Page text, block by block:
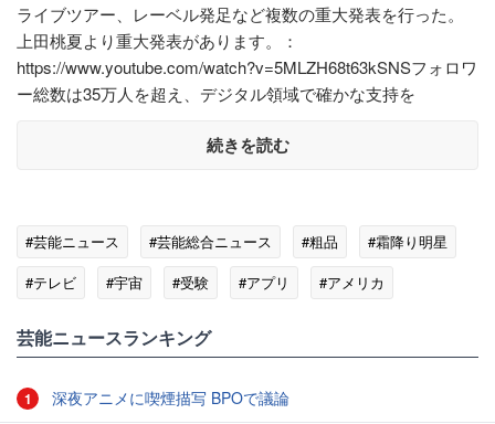
ライブツアー、レーベル発足など複数の重大発表を行った。
上田桃夏より重大発表があります。：
https://www.youtube.com/watch?v=5MLZH68t63kSNSフォロワ
ー総数は35万人を超え、デジタル領域で確かな支持を
続きを読む
#芸能ニュース #芸能総合ニュース #粗品
#霜降り明星
#テレビ
#宇宙 #受験 #アプリ
#アメリカ
芸能ニュースランキング
1 深夜アニメに喫煙描写 BPOで議論